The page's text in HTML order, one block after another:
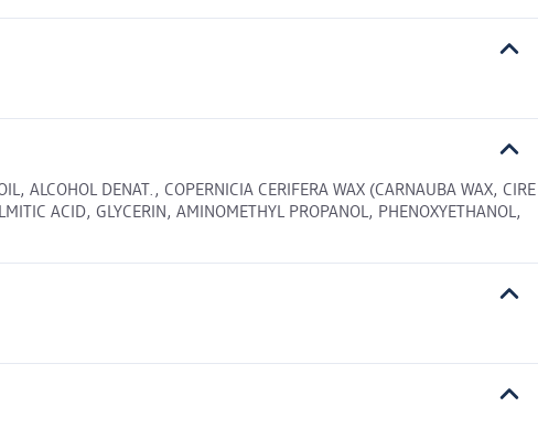
ALCOHOL DENAT., COPERNICIA CERIFERA WAX (CARNAUBA WAX, CIRE
ACID, GLYCERIN, AMINOMETHYL PROPANOL, PHENOXYETHANOL,